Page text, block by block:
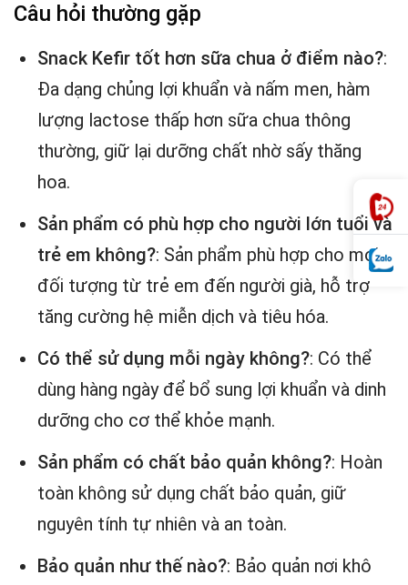
Câu hỏi thường gặp
Snack Kefir tốt hơn sữa chua ở điểm nào?:
Đa dạng chủng lợi khuẩn và nấm men, hàm
lượng lactose thấp hơn sữa chua thông
thường, giữ lại dưỡng chất nhờ sấy thăng
hoa.
Sản phẩm có phù hợp cho người lớn tuổi và
trẻ em không?: Sản phẩm phù hợp cho mọi
đối tượng từ trẻ em đến người già, hỗ trợ
tăng cường hệ miễn dịch và tiêu hóa.
Có thể sử dụng mỗi ngày không?: Có thể
dùng hàng ngày để bổ sung lợi khuẩn và dinh
dưỡng cho cơ thể khỏe mạnh.
Sản phẩm có chất bảo quản không?: Hoàn
toàn không sử dụng chất bảo quản, giữ
nguyên tính tự nhiên và an toàn.
Bảo quản như thế nào?: Bảo quản nơi khô